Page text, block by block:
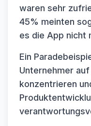
waren sehr
45% meinten
es die App nicht
Ein
Unternehmer
konzentrieren